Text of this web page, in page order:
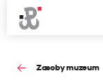
Zasoby muzeum